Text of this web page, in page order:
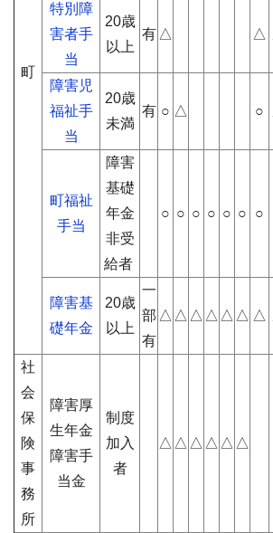
町
特別障
害者手
当
20歳
以上
有 △ △
障害児
福祉手
当
20歳
未満
有 ○ △ ○
町福祉
手当
障害
基礎
年金
非受
給者
○ ○ ○ ○ ○ ○ ○
障害基
礎年金
20歳
以上
一
部
有
△ △ △ △ △ △ △
社
会
保
険
事
務
所
障害厚
生年金
障害手
当金
制度
加入
者
△ △ △ △ △ △